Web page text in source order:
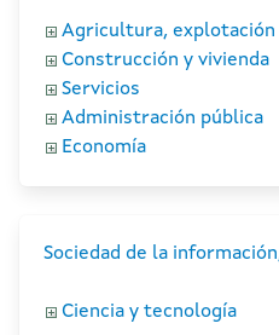
Agricultura,
Construcción y vivienda
Servicios
Administración pública
Economía
Sociedad de la
Ciencia y tecnología